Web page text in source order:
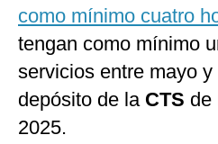
México
España
Internacional
como mínimo cuatro
tengan como mínimo
servicios entre mayo
depósito de la CTS de
2025.